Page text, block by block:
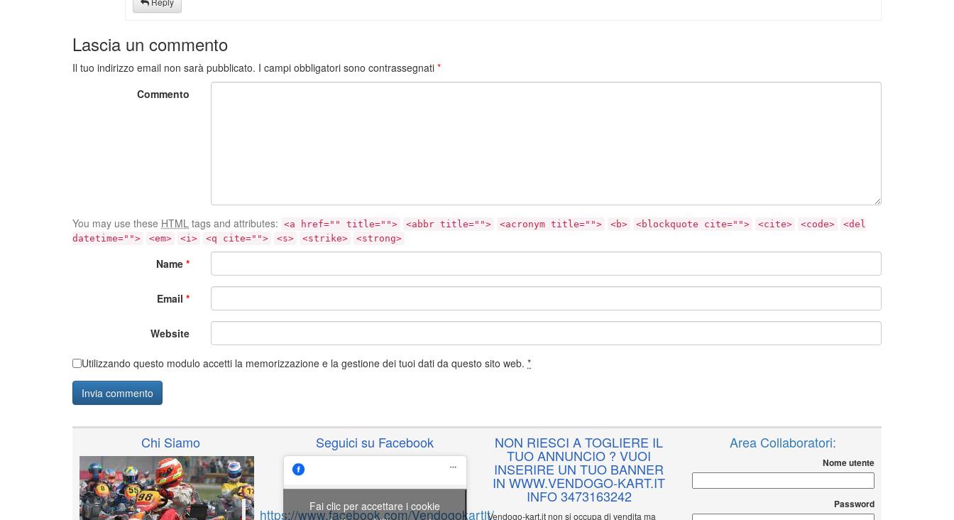
Lascia un commento
Il tuo indirizzo email non sarà pubblicato. I campi obbligatori sono contrassegnati *
Commento
You may use these HTML tags and attributes: <a href="" title=""> <abbr title=""> <acronym title=""> <b> <blockquote cite=""> <cite> <code>
<del
datetime="">
<em> <i> <q cite=""> <s> <strike> <strong>
Name *
Email *
Website
Utilizzando questo modulo accetti la memorizzazione e la gestione dei tuoi dati da questo sito web. *
Chi Siamo Seguici su Facebook
https://www.facebook.com/Vendogokartit/
Fai clic per accettare i cookie
NON RIESCI A TOGLIERE IL
TUO ANNUNCIO ? VUOI
INSERIRE UN TUO BANNER
IN WWW.VENDOGO-KART.IT
INFO 3473163242
Vendogo-kart.it non si occupa di vendita ma
Area Collaboratori:
Nome utente
Password